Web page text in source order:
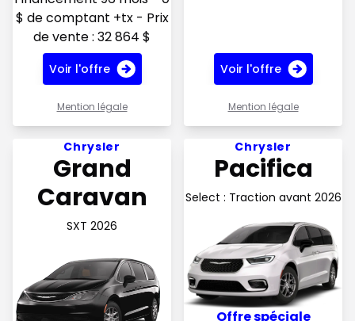
$ de comptant +tx - Prix
de vente : 32 864 $
Voir l'offre
Mention légale
Voir l'offre
Mention légale
Voir l'offre 145$ par semaine en financement
Chrysler
Grand
Caravan
SXT 2026
Voir l'offre 150$ par
Chrysler
Pacifica
Select : Traction avant 2026
Offre spéciale